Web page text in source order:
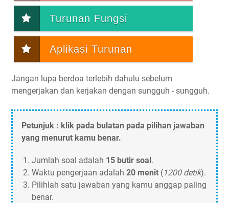
Turunan Fungsi
Aplikasi Turunan
Jangan lupa berdoa terlebih dahulu sebelum
mengerjakan dan kerjakan dengan sungguh - sungguh.
Petunjuk : klik pada bulatan pada pilihan jawaban
yang menurut kamu benar.
Jumlah soal adalah 15 butir soal.
Waktu pengerjaan adalah 20 menit (1200 detik).
Pilihlah satu jawaban yang kamu anggap paling
benar.